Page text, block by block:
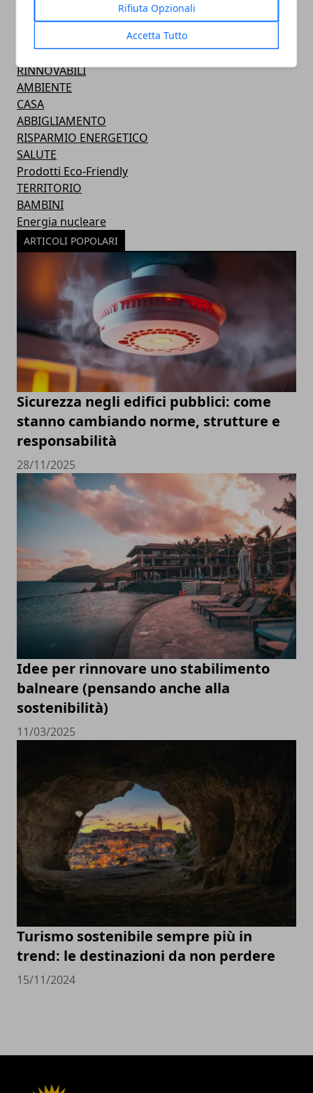
Rifiuta Opzionali
Accetta Tutto
NEWS
RINNOVABILI
AMBIENTE
CASA
ABBIGLIAMENTO
RISPARMIO ENERGETICO
SALUTE
Prodotti Eco-Friendly
TERRITORIO
BAMBINI
Energia nucleare
ARTICOLI POPOLARI
Sicurezza negli edifici pubblici: come
stanno cambiando norme, strutture e
responsabilità
28/11/2025
Idee per rinnovare uno stabilimento
balneare (pensando anche alla
sostenibilità)
11/03/2025
Turismo sostenibile sempre più in
trend: le destinazioni da non perdere
15/11/2024